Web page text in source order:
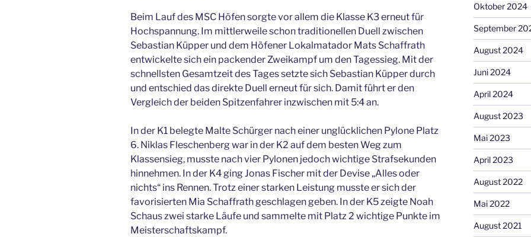
Beim Lauf des MSC Höfen sorgte vor allem die Klasse K3 erneut für
Hochspannung. Im mittlerweile schon traditionellen Duell zwischen
Sebastian Küpper und dem Höfener Lokalmatador Mats Schaffrath
entwickelte sich ein packender Zweikampf um den Tagessieg. Mit der
schnellsten Gesamtzeit des Tages setzte sich Sebastian Küpper durch
und entschied das direkte Duell erneut für sich. Damit führt er den
Vergleich der beiden Spitzenfahrer inzwischen mit 5:4 an.
In der K1 belegte Malte Schürger nach einer unglücklichen Pylone Platz
6. Niklas Fleschenberg war in der K2 auf dem besten Weg zum
Klassensieg, musste nach vier Pylonen jedoch wichtige Strafsekunden
hinnehmen. In der K4 ging Jonas Fischer mit der Devise „Alles oder
nichts“ ins Rennen. Trotz einer starken Leistung musste er sich der
favorisierten Mia Schaffrath geschlagen geben. In der K5 zeigte Noah
Schaus zwei starke Läufe und sammelte mit Platz 2 wichtige Punkte im
Meisterschaftskampf.
Oktober 2024
September
August 2024
Juni 2024
April 2024
August 2023
Mai 2023
April 2023
August 2022
Mai 2022
August 2021